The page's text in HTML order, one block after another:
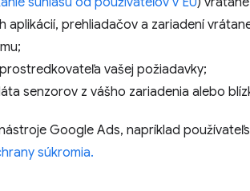
aplikácií, prehliadačov a zariadení
vašej požiadavky;
senzorov z vášho zariadenia alebo
Google Ads, napríklad
súkromia.